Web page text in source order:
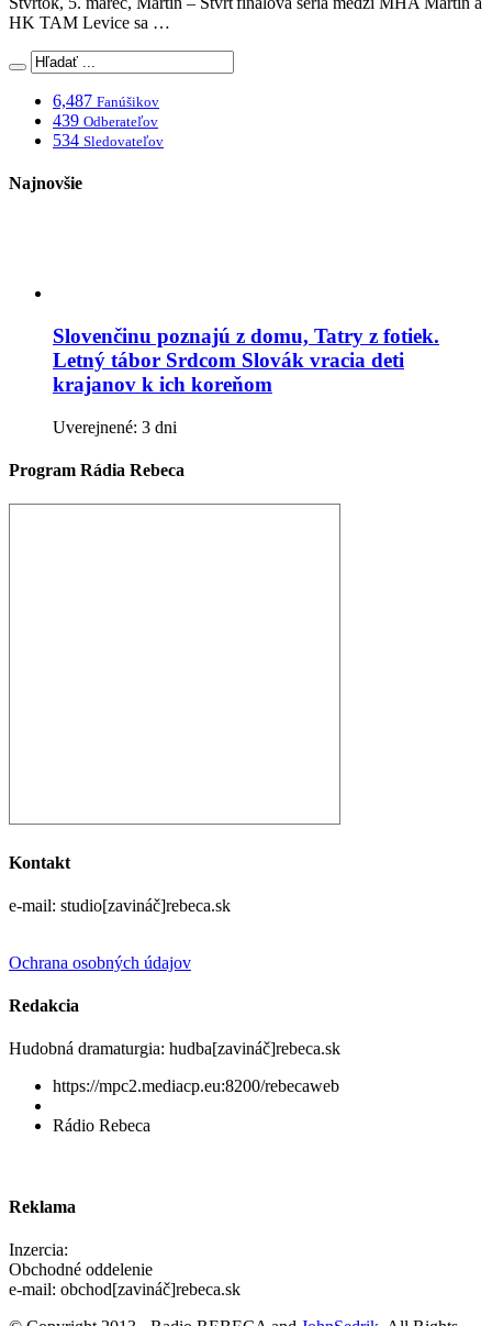
HK TAM Levice sa …
6,487 Fanúšikov
439 Odberateľov
534 Sledovateľov
Najnovšie
Slovenčinu poznajú z domu, Tatry z fotiek.
Letný tábor Srdcom Slovák vracia deti
krajanov k ich koreňom
Uverejnené: 3 dni
Program Rádia Rebeca
Kontakt
e-mail: studio[zavináč]rebeca.sk
Ochrana osobných údajov
Redakcia
Hudobná dramaturgia: hudba[zavináč]rebeca.sk
https://mpc2.mediacp.eu:8200/rebecaweb
Rádio Rebeca
Reklama
Inzercia:
Obchodné oddelenie
e-mail: obchod[zavináč]rebeca.sk